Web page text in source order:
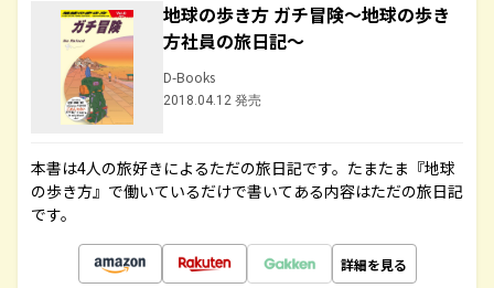
地球の歩き方 ガチ冒険～地球の歩き
方社員の旅日記～
D-Books
2018.04.12 発売
本書は4人の旅好きによるただの旅日記です。たまたま『地球
の歩き方』で働いているだけで書いてある内容はただの旅日記
です。
詳細を見る